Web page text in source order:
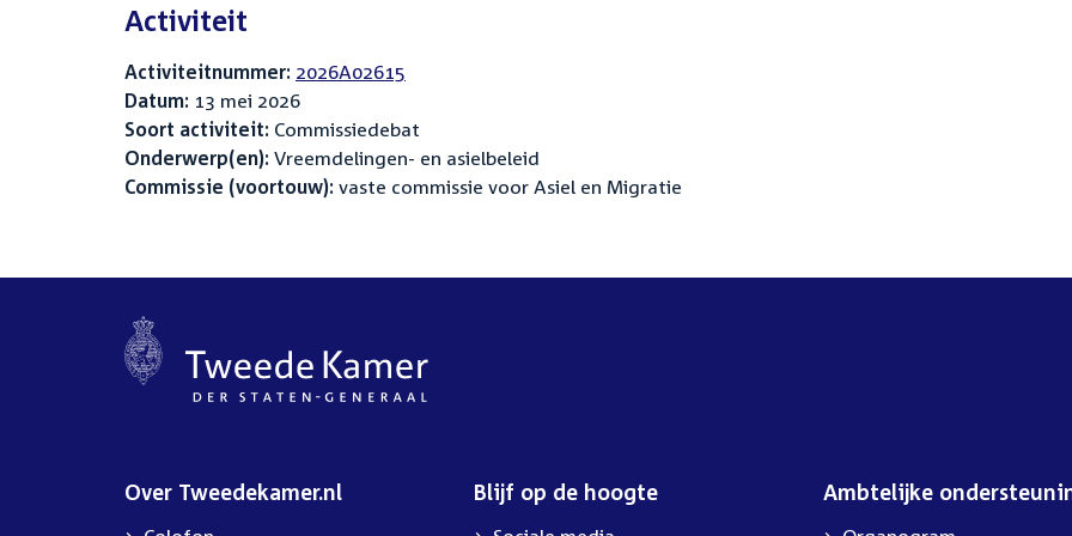
Activiteit
Activiteitnummer: 2026A02615
Datum: 13 mei 2026
Soort activiteit: Commissiedebat
Onderwerp(en): Vreemdelingen- en asielbeleid
Commissie (voortouw): vaste commissie voor Asiel en Migratie
Over Tweedekamer.nl Blijf op de hoogte Ambtelijke